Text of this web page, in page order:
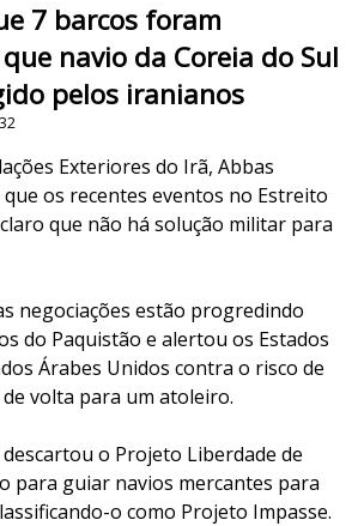
7 barcos foram
navio da Coreia do Sul
pelos iranianos
Exteriores do Irã, Abbas
os recentes eventos no Estreito
que não há solução militar para
negociações estão progredindo
do Paquistão e alertou os Estados
Árabes Unidos contra o risco de
volta para um atoleiro.
o Projeto Liberdade de
para guiar navios mercantes para
o como Projeto Impasse.